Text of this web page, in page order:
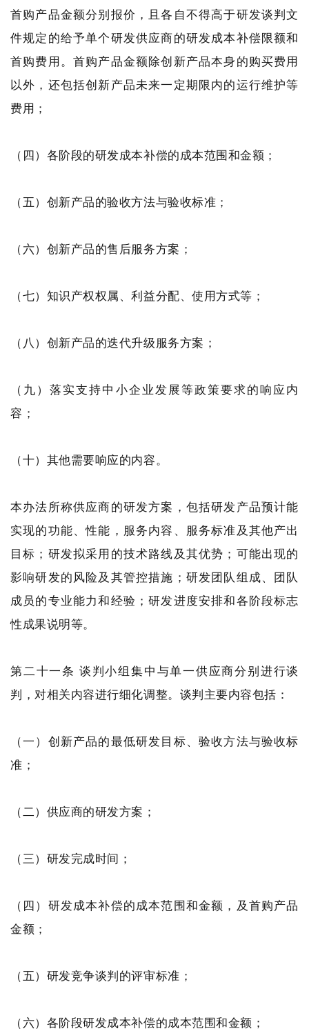
首购产品金额分别报价，且各自不得高于研发谈判文
件规定的给予单个研发供应商的研发成本补偿限额和
首购费用。首购产品金额除创新产品本身的购买费用
以外，还包括创新产品未来一定期限内的运行维护等
费用；
（四）各阶段的研发成本补偿的成本范围和金额；
（五）创新产品的验收方法与验收标准；
（六）创新产品的售后服务方案；
（七）知识产权权属、利益分配、使用方式等；
（八）创新产品的迭代升级服务方案；
（九）落实支持中小企业发展等政策要求的响应内
容；
（十）其他需要响应的内容。
本办法所称供应商的研发方案，包括研发产品预计能
实现的功能、性能，服务内容、服务标准及其他产出
目标；研发拟采用的技术路线及其优势；可能出现的
影响研发的风险及其管控措施；研发团队组成、团队
成员的专业能力和经验；研发进度安排和各阶段标志
性成果说明等。
第二十一条 谈判小组集中与单一供应商分别进行谈
判，对相关内容进行细化调整。谈判主要内容包括：
（一）创新产品的最低研发目标、验收方法与验收标
准；
（二）供应商的研发方案；
（三）研发完成时间；
（四）研发成本补偿的成本范围和金额，及首购产品
金额；
（五）研发竞争谈判的评审标准；
（六）各阶段研发成本补偿的成本范围和金额；